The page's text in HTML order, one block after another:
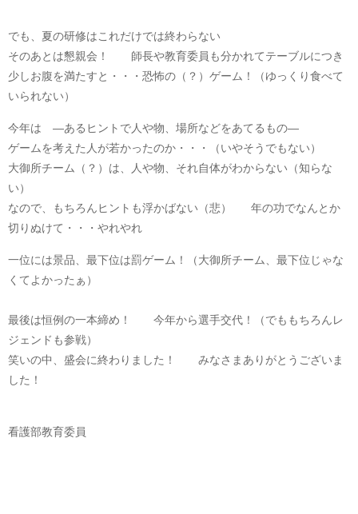
でも、夏の研修はこれだけでは終わらない
そのあとは懇親会！ 師長や教育委員も分かれてテーブルにつき
少しお腹を満たすと・・・恐怖の（？）ゲーム！（ゆっくり食べて
いられない）
今年は ―あるヒントで人や物、場所などをあてるもの―
ゲームを考えた人が若かったのか・・・（いやそうでもない）
大御所チーム（？）は、人や物、それ自体がわからない（知らな
い）
なので、もちろんヒントも浮かばない（悲） 年の功でなんとか
切りぬけて・・・やれやれ
一位には景品、最下位は罰ゲーム！（大御所チーム、最下位じゃな
くてよかったぁ）
最後は恒例の一本締め！ 今年から選手交代！（でももちろんレ
ジェンドも参戦）
笑いの中、盛会に終わりました！ みなさまありがとうございま
した！
看護部教育委員